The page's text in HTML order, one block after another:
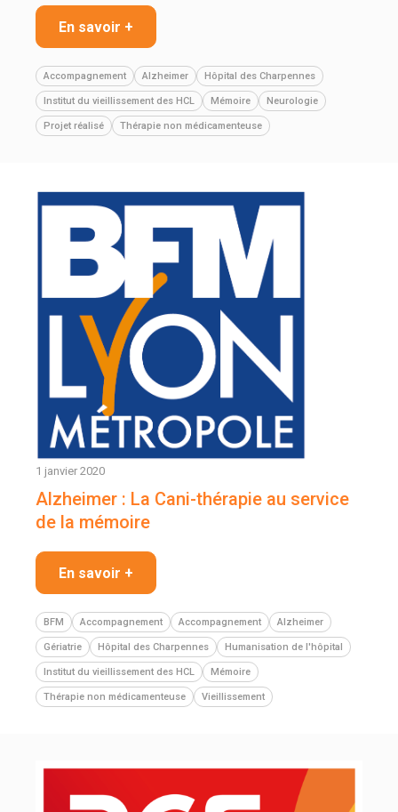
En savoir +
Accompagnement Alzheimer Hôpital des Charpennes
Institut du vieillissement des HCL Mémoire Neurologie
Projet réalisé Thérapie non médicamenteuse
1 janvier 2020
Alzheimer : La Cani-thérapie au service
de la mémoire
En savoir +
BFM Accompagnement Accompagnement Alzheimer
Gériatrie Hôpital des Charpennes Humanisation de l'hôpital
Institut du vieillissement des HCL Mémoire
Thérapie non médicamenteuse Vieillissement